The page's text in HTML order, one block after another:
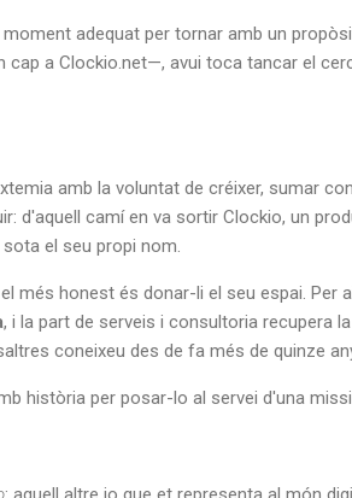
adequat per tornar amb un
a Clockio.net—, avui toca tancar el
amb la voluntat de créixer, sumar
d'aquell camí en va sortir Clockio, un
el seu propi nom.
més honest és donar-li el seu espai. Per
, i la part de serveis i consultoria recupera
coneixeu des de fa més de quinze
història per posar-lo al servei d'una